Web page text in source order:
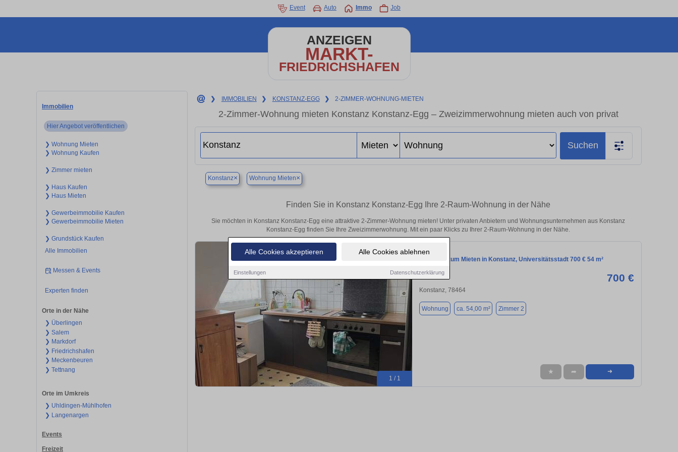
Alle Cookies akzeptieren Alle Cookies ablehnen
Einstellungen Datenschutzerklärung
Event Auto Immo Job
ANZEIGEN
MARKT-
FRIEDRICHSHAFEN
Immobilien
Hier Angebot veröffentlichen
❯ Wohnung Mieten
❯ Wohnung Kaufen
❯ Zimmer mieten
❯ Haus Kaufen
❯ Haus Mieten
❯ Gewerbeimmobilie Kaufen
❯ Gewerbeimmobilie Mieten
❯ Grundstück Kaufen
Alle Immobilien
Messen & Events
Experten finden
Orte in der Nähe
❯ Überlingen
❯ Salem
❯ Markdorf
❯ Friedrichshafen
❯ Meckenbeuren
❯ Tettnang
Orte im Umkreis
❯ Uhldingen-Mühlhofen
❯ Langenargen
Events
Freizeit
❯ IMMOBILIEN ❯ KONSTANZ-EGG ❯ 2-ZIMMER-WOHNUNG-MIETEN
2-Zimmer-Wohnung mieten Konstanz Konstanz-Egg – Zweizimmerwohnung mieten auch von privat
Suchen
Konstanz× Wohnung Mieten×
Finden Sie in Konstanz Konstanz-Egg Ihre 2-Raum-Wohnung in der Nähe
Sie möchten in Konstanz Konstanz-Egg eine attraktive 2-Zimmer-Wohnung mieten! Unter privaten Anbietern und Wohnungsunternehmen aus Konstanz
Konstanz-Egg finden Sie Ihre Zweizimmerwohnung. Mit ein paar Klicks zu Ihrer 2-Raum-Wohnung in der Nähe.
1 / 1
Wohnung zum Mieten in Konstanz, Universitätsstadt 700 € 54 m²
700 €
Konstanz, 78464
Wohnung ca. 54,00 m² Zimmer 2
★ ➦ ➜